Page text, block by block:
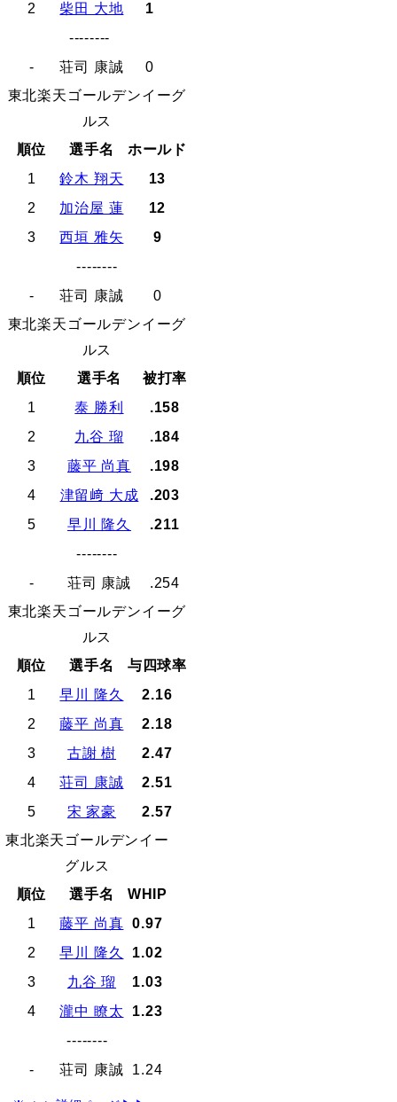
2
柴田 大地
1
--------
-
荘司 康誠
0
東北楽天ゴールデンイーグ
ルス
順位
選手名
ホールド
1
鈴木 翔天
13
2
加治屋 蓮
12
3
西垣 雅矢
9
--------
-
荘司 康誠
0
東北楽天ゴールデンイーグ
ルス
順位
選手名
被打率
1
泰 勝利
.158
2
九谷 瑠
.184
3
藤平 尚真
.198
4
津留﨑 大成
.203
5
早川 隆久
.211
--------
-
荘司 康誠
.254
東北楽天ゴールデンイーグ
ルス
順位
選手名
与四球率
1
早川 隆久
2.16
2
藤平 尚真
2.18
3
古謝 樹
2.47
4
荘司 康誠
2.51
5
宋 家豪
2.57
東北楽天ゴールデンイー
グルス
順位
選手名
WHIP
1
藤平 尚真
0.97
2
早川 隆久
1.02
3
九谷 瑠
1.03
4
瀧中 瞭太
1.23
--------
-
荘司 康誠 1.24